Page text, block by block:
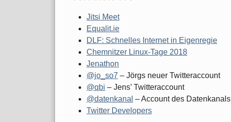
Jitsi Meet
Equalit.ie
DLF: Schnelles Internet in Eigenregie
Chemnitzer Linux-Tage 2018
Jenathon
@jo_so7 – Jörgs neuer Twitteraccount
@qbi – Jens’ Twitteraccount
@datenkanal – Account des Datenkanals
Twitter Developers